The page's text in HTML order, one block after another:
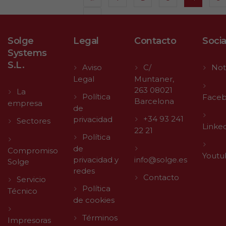
→
Solge
Systems
S.L.
La
empresa
Sectores
Compromiso
Solge
Servicio
Técnico
Impresoras
Legal
Aviso
Legal
Política
de
privacidad
Política
de
privacidad y
redes
Política
de cookies
Términos
Contacto
C/
Muntaner,
263 08021
Barcelona
+34 93 241
22 21
info@solge.es
Contacto